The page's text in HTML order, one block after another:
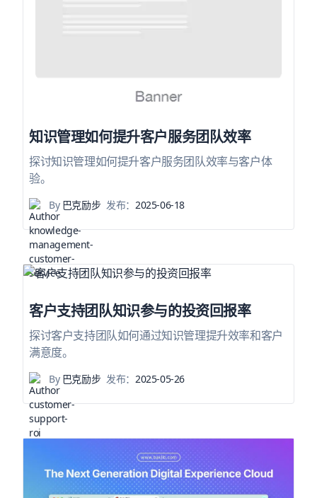
知识管理如何提升客户服务团队效率
探讨知识管理如何提升客户服务团队效率与客户体
验。
By巴克励步 发布： 2025-06-18
客户支持团队知识参与的投资回报率
探讨客户支持团队如何通过知识管理提升效率和客户
满意度。
By巴克励步 发布： 2025-05-26